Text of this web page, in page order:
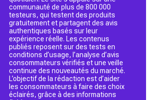
communauté de plus de 800 000
testeurs, qui testent des produits
gratuitement et partagent des avis
authentiques basés sur leur
expérience réelle. Les contenus
publiés reposent sur des tests en
conditions d’usage, l’analyse d’avis
consommateurs vérifiés et une veille
continue des nouveautés du marché.
L’objectif de la rédaction est d’aider
les consommateurs à faire des choix
éclairés, grâce à des informations